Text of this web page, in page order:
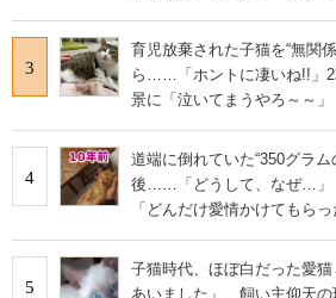
3
育児放棄された子猫を“無関
ら……「ホントに凄いね!!」
景に「泣いてまうやろ～～」
4
道端に倒れていた“350グラ
後……「どうして、なぜ…」
「どんだけ愛情かけてもらっ
5
子猫時代、ほぼ白だった
あいました」 飼い主仰天の